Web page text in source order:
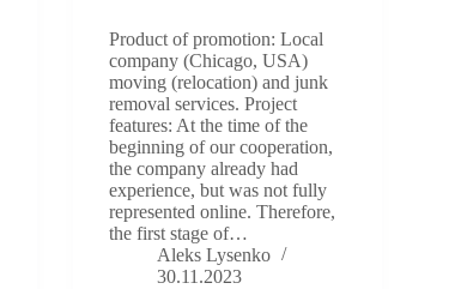
Product of promotion: Local
company (Chicago, USA)
moving (relocation) and junk
removal services. Project
features: At the time of the
beginning of our cooperation,
the company already had
experience, but was not fully
represented online. Therefore,
the first stage of…
Aleks Lysenko
30.11.2023